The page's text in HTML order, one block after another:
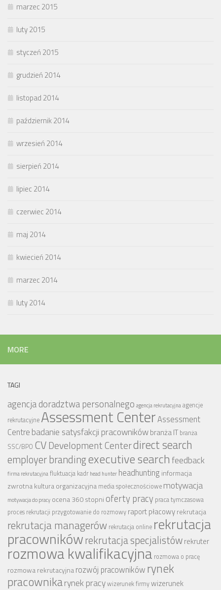
marzec 2015
luty 2015
styczeń 2015
grudzień 2014
listopad 2014
październik 2014
wrzesień 2014
sierpień 2014
lipiec 2014
czerwiec 2014
maj 2014
kwiecień 2014
marzec 2014
luty 2014
MORE
TAGI
agencja doradztwa personalnego agencja rekrutacyjnaagencje
rekrutacyjne Assessment CenterAssessment
Centre badanie satysfakcji pracownikówbranża IT branża
SSC/BPO CV Development Centerdirect search
employer brandingexecutive searchfeedback
firma rekrutacyjnafluktuacja kadr head hunter headhunting informacja
zwrotnakultura organizacyjna media społecznościowe motywacja
motywacja do pracy ocena 360 stopni oferty pracy praca tymczasowa
proces rekrutacji przygotowanie do rozmowy raport płacowyrekrutacja
rekrutacja managerów rekrutacja online rekrutacja
pracownikówrekrutacja specjalistówrekruter
rozmowa kwalifikacyjna rozmowa o pracę
rozmowa rekrutacyjnarozwój pracowników rynek
pracownikarynek pracywizerunek firmywizerunek